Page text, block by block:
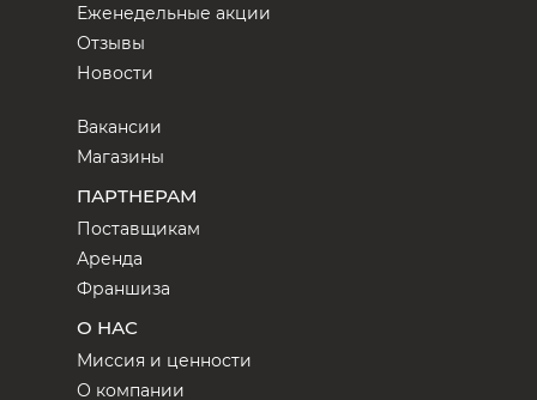
Еженедельные акции
Отзывы
Новости
Вакансии
Магазины
ПАРТНЕРАМ
Поставщикам
Аренда
Франшиза
О НАС
Миссия и ценности
О компании